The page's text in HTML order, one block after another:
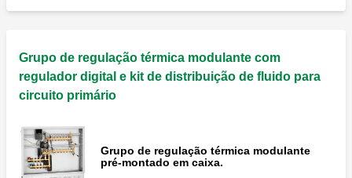
Grupo de regulação térmica modulante com
regulador digital e kit de distribuição de fluido para
circuito primário
Grupo de regulação térmica modulante
pré-montado em caixa.